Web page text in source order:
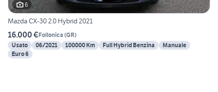
6
Mazda CX-30 2.0 Hybrid 2021
16.000 €Follonica (GR)
Usato
06/2021 100000 Km Full Hybrid Benzina
Manuale
Euro 6